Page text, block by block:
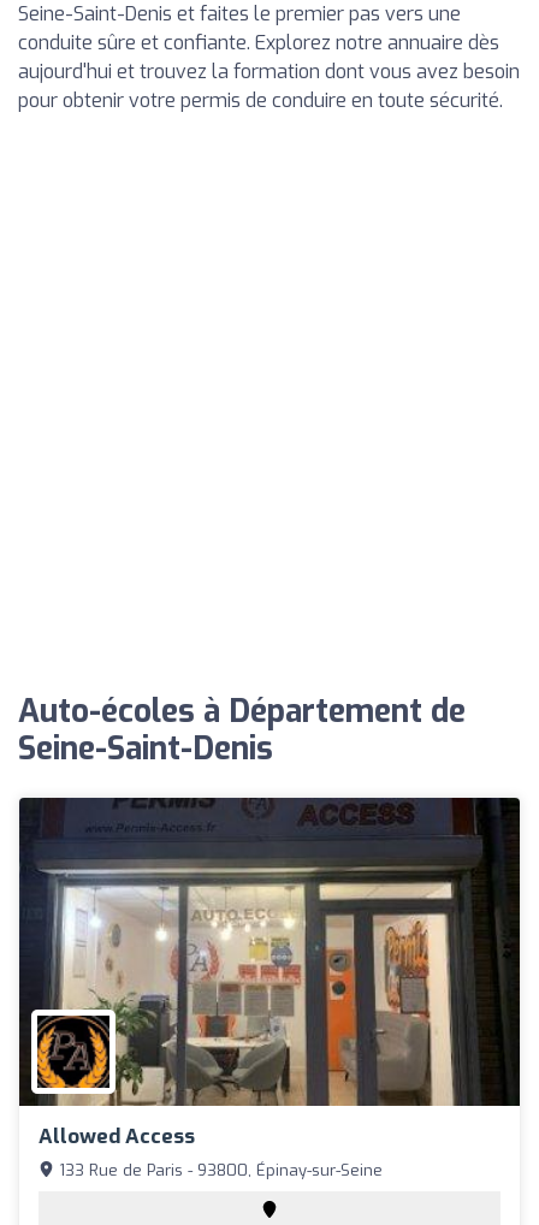
Seine-Saint-Denis et faites le premier pas vers une
conduite sûre et confiante. Explorez notre annuaire dès
aujourd'hui et trouvez la formation dont vous avez besoin
pour obtenir votre permis de conduire en toute sécurité.
Auto-écoles à Département de
Seine-Saint-Denis
Allowed Access
133 Rue de Paris - 93800, Épinay-sur-Seine